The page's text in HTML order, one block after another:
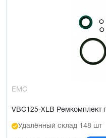
EMC
VBC125-XLB Ремкомплект
Удалённый склад 148 шт